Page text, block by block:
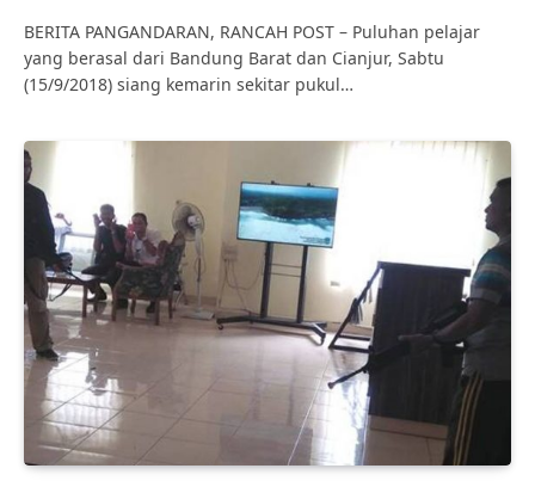
BERITA PANGANDARAN, RANCAH POST – Puluhan pelajar
yang berasal dari Bandung Barat dan Cianjur, Sabtu
(15/9/2018) siang kemarin sekitar pukul…